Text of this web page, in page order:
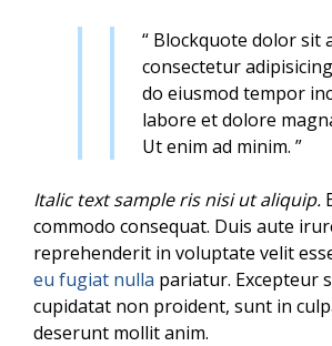
“ Blockquote dolor sit
consectetur
do eiusmod tempor
labore et dolore
Ut enim ad minim. ”
Italic text sample ris nisi ut aliquip.
commodo consequat. Duis aute
reprehenderit in voluptate velit
eu fugiat nulla pariatur. Excepteur
cupidatat non proident, sunt in
deserunt mollit anim.